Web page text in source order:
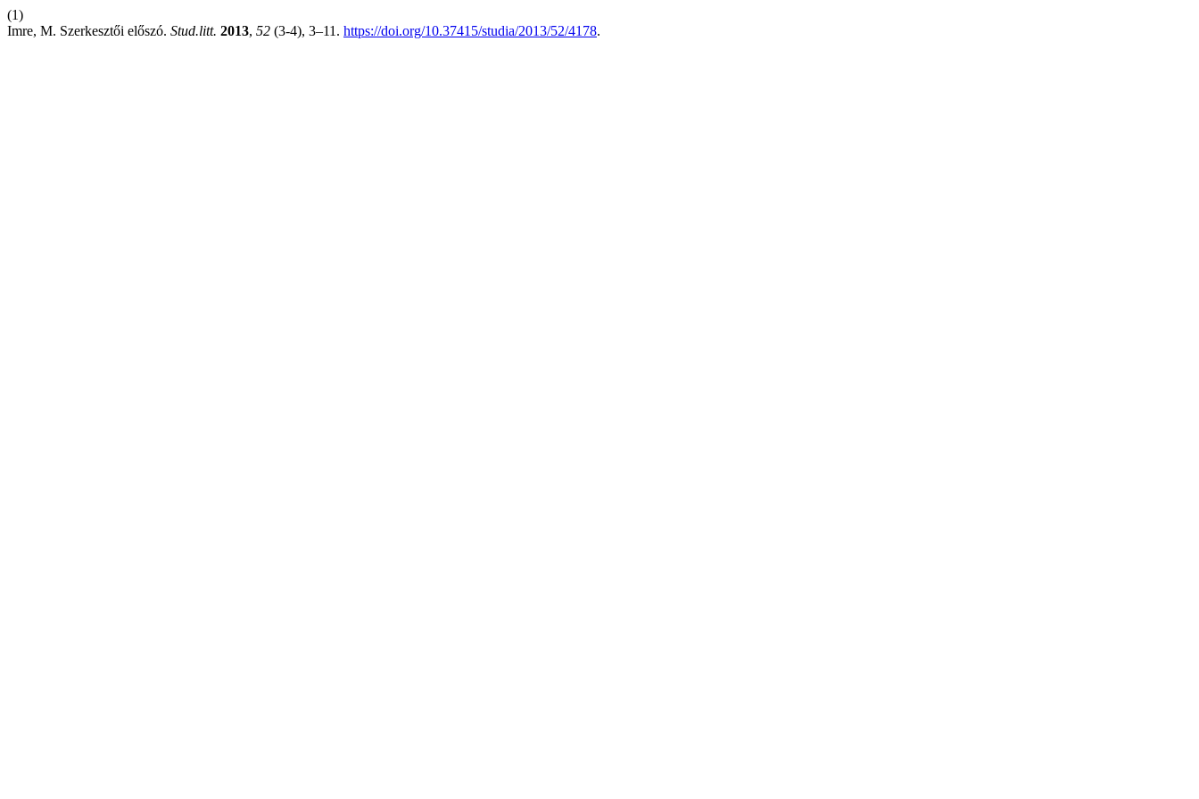
(1)
Imre, M. Szerkesztői előszó. Stud.litt. 2013, 52 (3-4), 3–11. https://doi.org/10.37415/studia/2013/52/4178.